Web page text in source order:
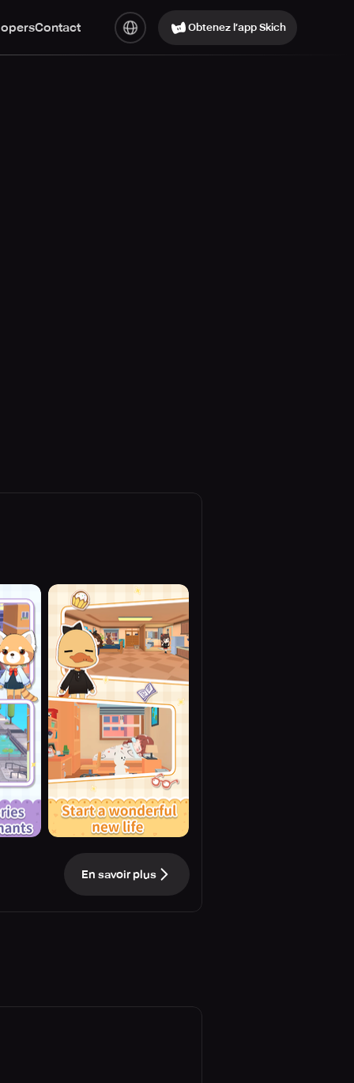
Contact Obtenez l’app Skich
En savoir plus